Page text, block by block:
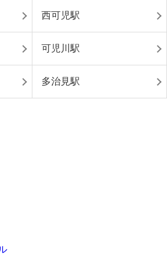
西可児駅
可児川駅
多治見駅